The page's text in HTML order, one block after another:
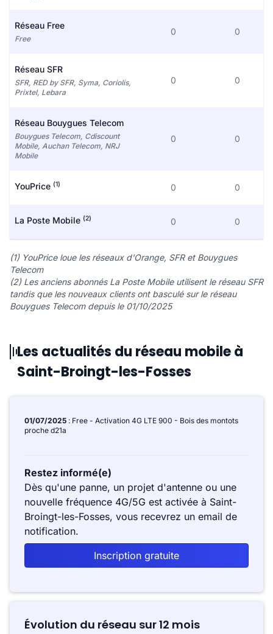
Réseau Free
Free
0 0
Réseau SFR
SFR, RED by SFR, Syma, Coriolis,
Prixtel, Lebara
0 0
Réseau Bouygues Telecom
Bouygues Telecom, Cdiscount
Mobile, Auchan Telecom, NRJ
Mobile
0 0
YouPrice (1) 0 0
La Poste Mobile (2) 0 0
(1) YouPrice loue les réseaux d'Orange, SFR et Bouygues
Telecom
(2) Les anciens abonnés La Poste Mobile utilisent le réseau SFR
tandis que les nouveaux clients ont basculé sur le réseau
Bouygues Telecom depuis le 01/10/2025
Les actualités du réseau mobile à
Saint-Broingt-les-Fosses
01/07/2025 : Free - Activation 4G LTE 900 - Bois des montots
proche d21a
Restez informé(e)
Dès qu'une panne, un projet d'antenne ou une
nouvelle fréquence 4G/5G est activée à Saint-
Broingt-les-Fosses, vous recevrez un email de
notification.
Inscription gratuite
Évolution du réseau sur 12 mois